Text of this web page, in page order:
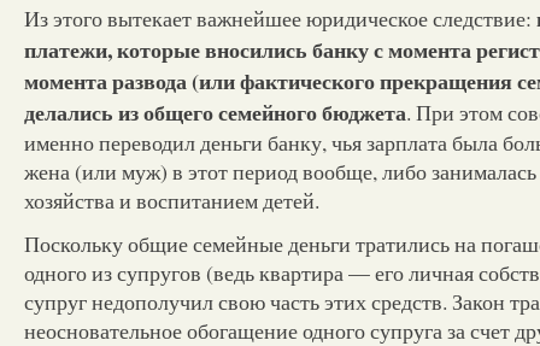
Из этого вытекает важнейшее юридическое следствие:
платежи, которые вносились банку с момента
момента развода (или фактического прекращения
делались из общего семейного бюджета. При этом
именно переводил деньги банку, чья зарплата была
жена (или муж) в этот период вообще, либо
хозяйства и воспитанием детей.
Поскольку общие семейные деньги тратились на
одного из супругов (ведь квартира — его личная
супруг недополучил свою часть этих средств. Закон
неосновательное обогащение одного супруга за счет